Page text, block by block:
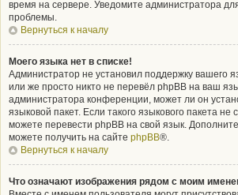
время на сервере. Уведомите администратора
проблемы.
Вернуться к началу
Моего языка нет в списке!
Администратор не установил поддержку вашего
или же просто никто не перевёл phpBB на ваш
администратора конференции, может ли он
языковой пакет. Если такого языкового пакета не
можете перевести phpBB на свой язык.
можете получить на сайте phpBB®.
Вернуться к началу
Что означают изображения рядом с моим